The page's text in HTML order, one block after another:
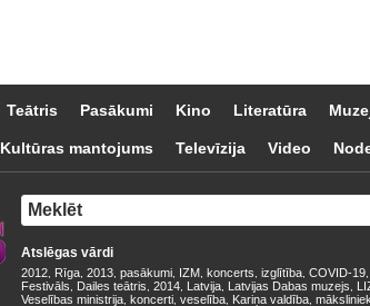
Teātris Pasākumi Kino Literatūra
Kultūras mantojums Televīzija Video
Atslēgas vārdi
2012 Rīga 2013 pasākumi IZM koncerts izglītība COVID-19
Festivāls Dailes teātris 2014 Latvija Latvijas Dabas muzejs
Veselības ministrija koncerti veselība Kariņa valdība